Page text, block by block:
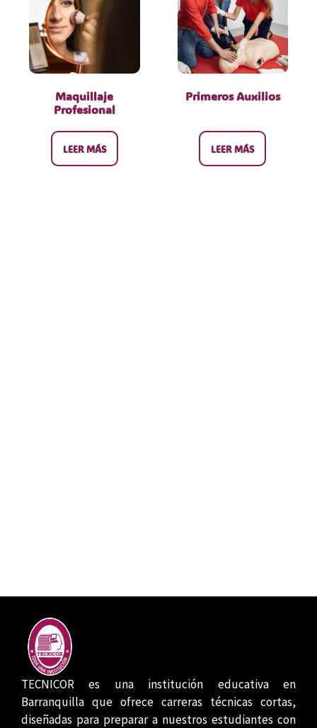
Maquillaje
Profesional
LEER MÁS
Primeros Auxilios
LEER MÁS
TECNICOR es una institución educativa en
Barranquilla que ofrece carreras técnicas cortas,
diseñadas para preparar a nuestros estudiantes con